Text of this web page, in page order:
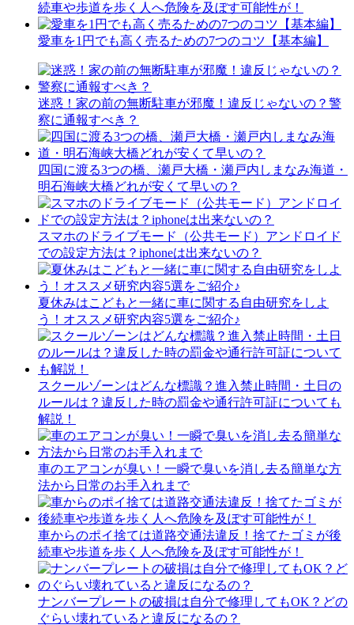
続車や歩道を歩く人へ危険を及ぼす可能性が！
愛車を1円でも高く売るための7つのコツ【基本編】
迷惑！家の前の無断駐車が邪魔！違反じゃないの？警
察に通報すべき？
四国に渡る3つの橋、瀬戸大橋・瀬戸内しまなみ海道・
明石海峡大橋どれが安くて早いの？
スマホのドライブモード（公共モード）アンドロイド
での設定方法は？iphoneは出来ないの？
夏休みはこどもと一緒に車に関する自由研究をしよ
う！オススメ研究内容5選をご紹介♪
スクールゾーンはどんな標識？進入禁止時間・土日の
ルールは？違反した時の罰金や通行許可証についても
解説！
車のエアコンが臭い！一瞬で臭いを消し去る簡単な方
法から日常のお手入れまで
車からのポイ捨ては道路交通法違反！捨てたゴミが後
続車や歩道を歩く人へ危険を及ぼす可能性が！
ナンバープレートの破損は自分で修理してもOK？どの
ぐらい壊れていると違反になるの？